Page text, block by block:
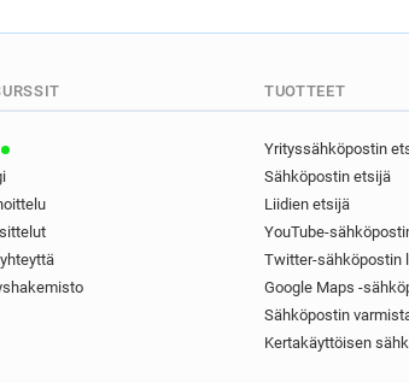
TUOTTEET
Yrityssähköpostin
Sähköpostin etsijä
Liidien etsijä
YouTube-
Twitter-sähköpostin
Google Maps -
Sähköpostin
Kertakäyttöisen